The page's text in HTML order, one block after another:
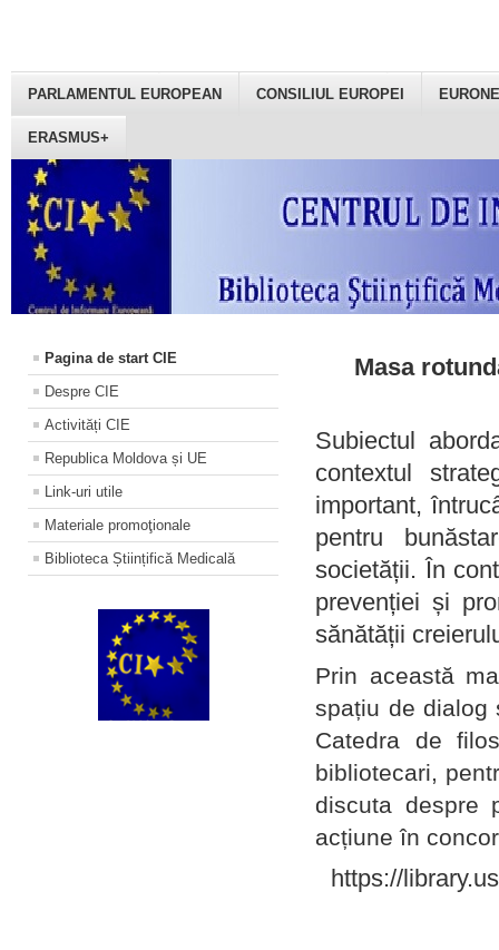
PARLAMENTUL EUROPEAN CONSILIUL EUROPEI
ERASMUS+
Pagina de start CIE
Despre CIE
Activități CIE
Republica Moldova și UE
Link-uri utile
Materiale promoţionale
Biblioteca Științifică Medicală
Masa
Subiectul
contextul
important,
pentru
societății. În
prevenției și
sănătății
Prin această
spațiu de dialog
Catedra de
bibliotecari,
discuta despre
acțiune în
https://